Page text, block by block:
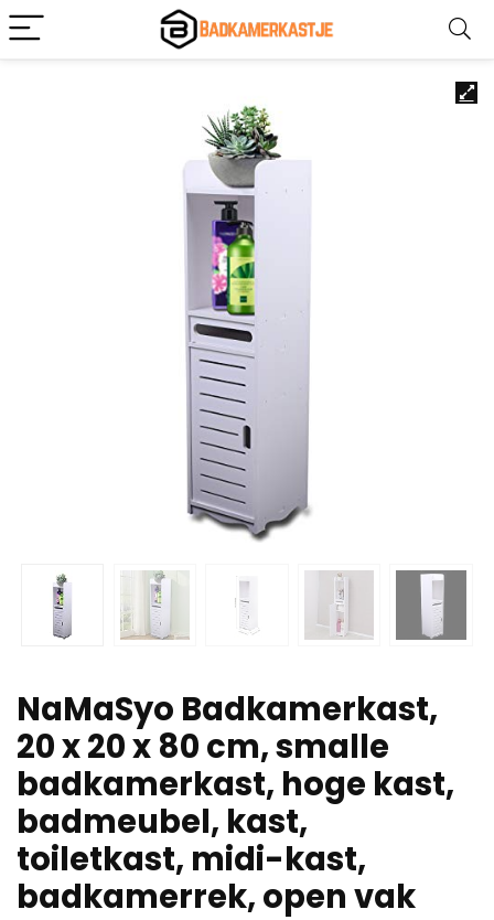
NaMaSyo Badkamerkast,
20 x 20 x 80 cm, smalle
badkamerkast, hoge kast,
badmeubel, kast,
toiletkast, midi-kast,
badkamerrek, open vak